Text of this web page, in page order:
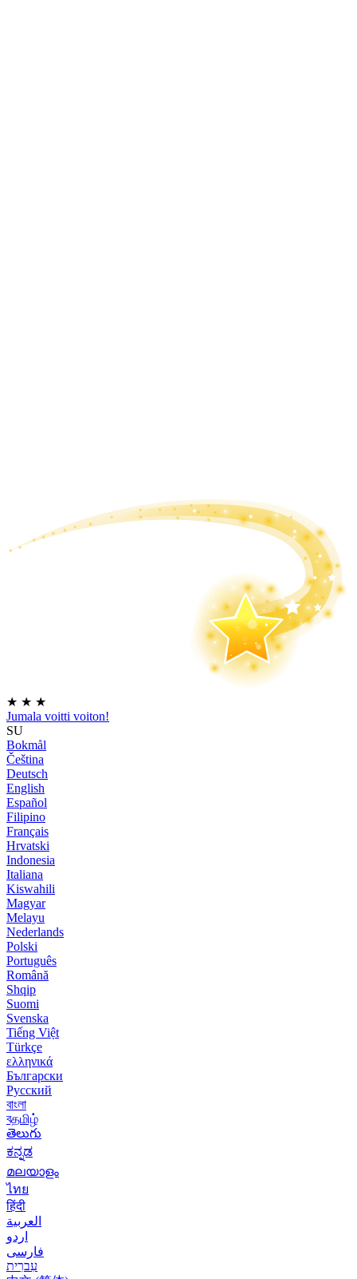
★ ★ ★
Jumala voitti voiton!
SU
Bokmål
Čeština
Deutsch
English
Español
Filipino
Français
Hrvatski
Indonesia
Italiana
Kiswahili
Magyar
Melayu
Nederlands
Polski
Português
Română
Shqip
Suomi
Svenska
Tiếng Việt
Türkçe
ελληνικά
Български
Русский
বাংলা
বதமிழ்
తెలుగు
ಕನ್ನಡ
മലയാളം
ไทย
हिंदी
العربية
اردو
فارسی
עִברִית